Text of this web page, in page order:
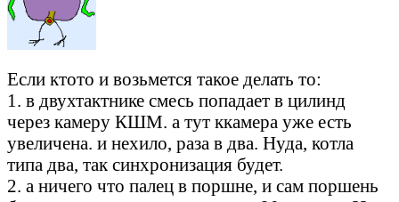
Если ктото и возьмется такое делать то:
1. в двухтактнике смесь попадает в цилинд
через камеру КШМ. а тут ккамера уже есть
увеличена. и нехило, раза в два. Нуда, котла
типа два, так синхронизация будет.
2. а ничего что палец в поршне, и сам поршень